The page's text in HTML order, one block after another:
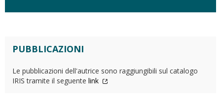
PUBBLICAZIONI
Le pubblicazioni dell'autrice sono raggiungibili sul catalogo
IRIS tramite il seguente link